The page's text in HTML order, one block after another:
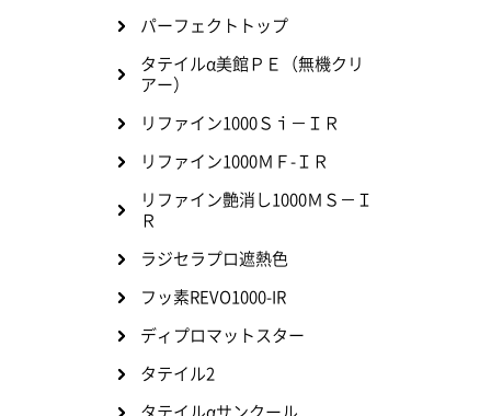
パーフェクトトップ
タテイルα美館ＰＥ（無機クリ
アー）
リファイン1000Ｓｉ－ＩＲ
リファイン1000ＭＦ-ＩＲ
リファイン艶消し1000ＭＳ－Ｉ
Ｒ
ラジセラプロ遮熱色
フッ素REVO1000-IR
ディプロマットスター
タテイル2
タテイルαサンクール